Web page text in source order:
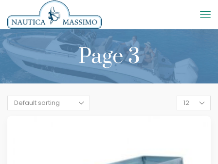
Page 3
Products
per